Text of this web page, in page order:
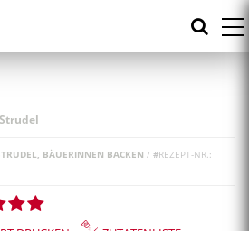
BÄUERINNEN BACKEN / #REZEPT-NR.: